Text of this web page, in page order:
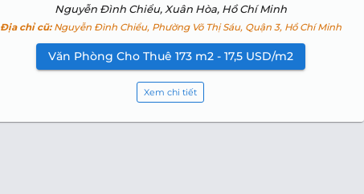
Nguyễn Đình Chiểu, Xuân Hòa, Hồ Chí Minh
Địa chỉ cũ:Nguyễn Đình Chiểu, Phường Võ Thị Sáu, Quận 3, Hồ Chí Minh
Văn Phòng Cho Thuê 173 m2 - 17,5 USD/m2
Xem chi tiết